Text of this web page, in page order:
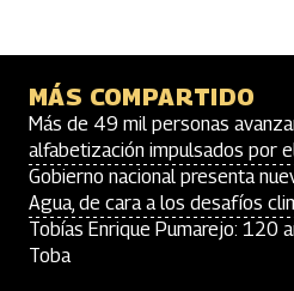
MÁS COMPARTIDO
Más de 49 mil personas
alfabetización impulsados por
Gobierno nacional presenta
Agua, de cara a los desafíos
Tobías Enrique Pumarejo: 120
Toba